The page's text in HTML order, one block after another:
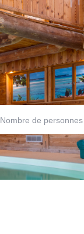
Nombre de personnes